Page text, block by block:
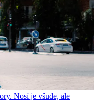
Nosí je všude, ale